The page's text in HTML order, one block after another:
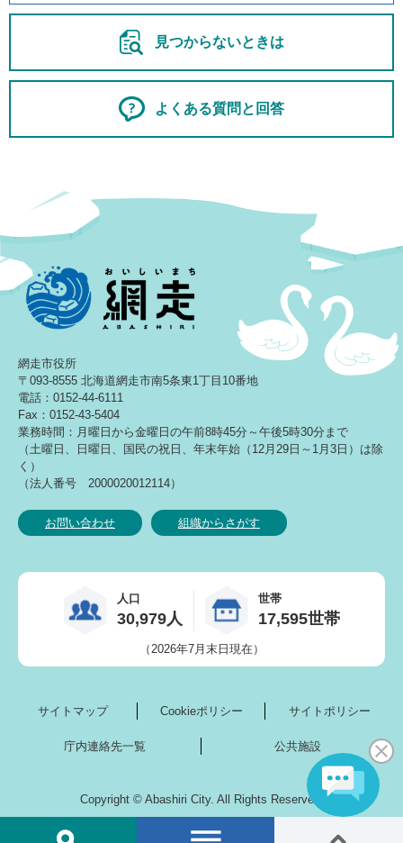
見つからないときは
よくある質問と回答
網走市役所
〒093-8555 北海道網走市南5条東1丁目10番地
電話：0152-44-6111
Fax：0152-43-5404
業務時間：月曜日から金曜日の午前8時45分～午後5時30分まで
（土曜日、日曜日、国民の祝日、年末年始（12月29日～1月3日）は除
く）
（法人番号 2000020012114）
お問い合わせ 組織からさがす
人口
30,979人
世帯
17,595世帯
（2026年7月末日現在）
サイトマップ Cookieポリシー サイトポリシー
庁内連絡先一覧 公共施設
Copyright © Abashiri City. All Rights Reserved.